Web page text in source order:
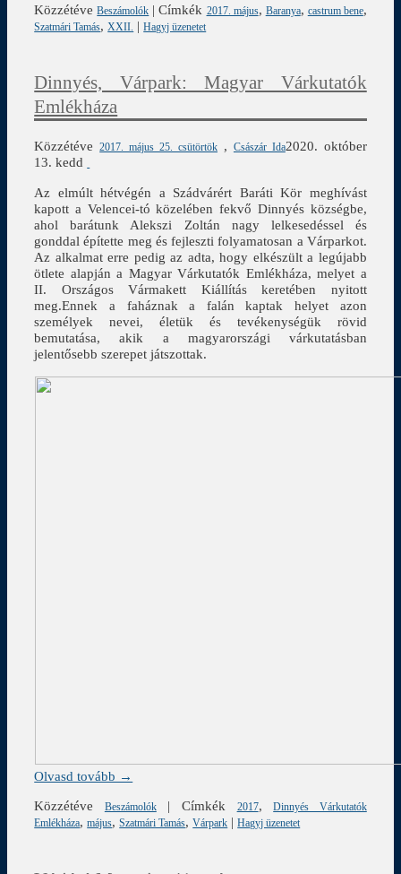
Közzétéve Beszámolók |Címkék 2017. május, Baranya, castrum bene,
Szatmári Tamás,XXII. |Hagyj üzenetet
Dinnyés, Várpark: Magyar Várkutatók
Emlékháza
Közzétéve2017. május 25. csütörtök , Császár Ida2020. október
13. kedd
Az elmúlt hétvégén a Szádvárért Baráti Kör meghívást
kapott a Velencei-tó közelében fekvő Dinnyés községbe,
ahol barátunk Alekszi Zoltán nagy lelkesedéssel és
gonddal építette meg és fejleszti folyamatosan a Várparkot.
Az alkalmat erre pedig az adta, hogy elkészült a legújabb
ötlete alapján a Magyar Várkutatók Emlékháza, melyet a
II. Országos Vármakett Kiállítás keretében nyitott
meg.Ennek a faháznak a falán kaptak helyet azon
személyek nevei, életük és tevékenységük rövid
bemutatása, akik a magyarországi várkutatásban
jelentősebb szerepet játszottak.
Olvasd tovább →
Közzétéve
Beszámolók|Címkék 2017,Dinnyés Várkutatók
Emlékháza,május,Szatmári Tamás,Várpark |Hagyj üzenetet